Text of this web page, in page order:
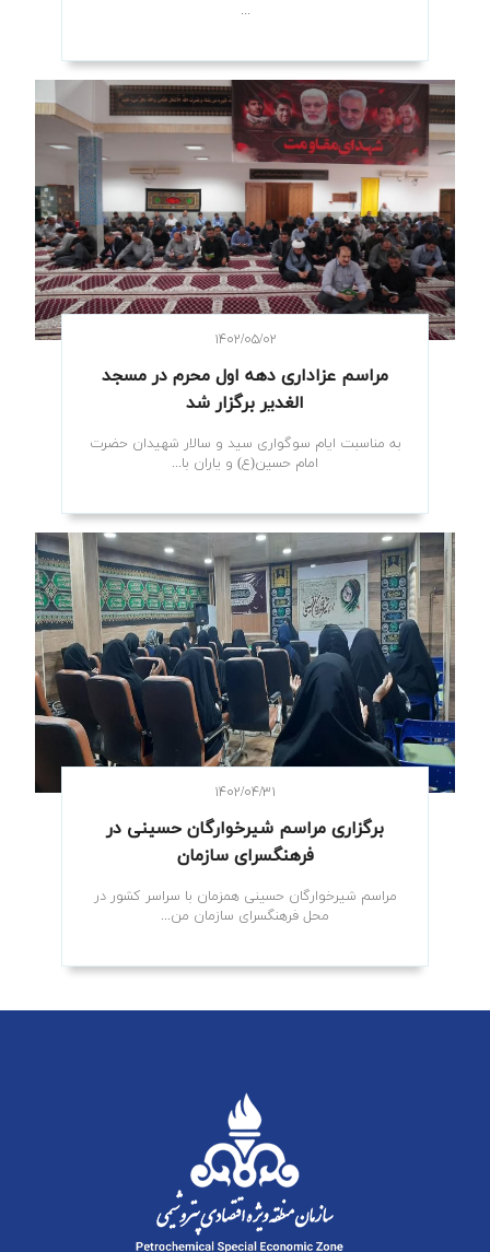
...
۱۴۰۲/۰۵/۰۲
مراسم عزاداری دهه اول محرم در مسجد
الغدیر برگزار شد
به مناسبت ایام سوگواری سید و سالار شهیدان حضرت
امام حسین(ع) و یاران با...
۱۴۰۲/۰۴/۳۱
برگزاری مراسم شیرخوارگان حسینی در
فرهنگسرای سازمان
مراسم شیرخوارگان حسینی همزمان با سراسر کشور در
محل فرهنگسرای سازمان من...